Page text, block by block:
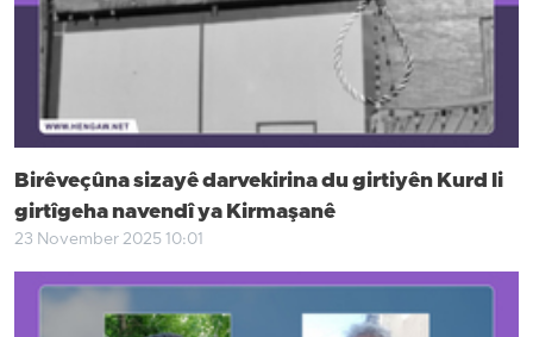
Birêveçûna sizayê darvekirina du girtiyên Kurd li
girtîgeha navendî ya Kirmaşanê
23 November 2025 10:01